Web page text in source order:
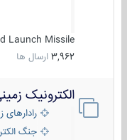
Launch Missile
3,962 ارسال ها
الکترونیک زمینی
رادارهای
جنگ